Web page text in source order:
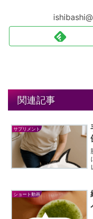
関連記事
サプリメント
ショート動画